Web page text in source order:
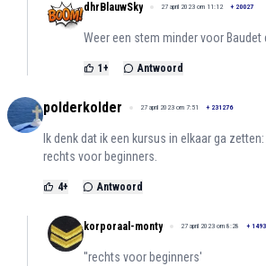
dhrBlauwSky 27 april 2023 om 11:12 + 20027
Weer een stem minder voor Baudet
1 + Antwoord
polderkolder 27 april 2023 om 7:51 + 231276
Ik denk dat ik een kursus in elkaar ga zetten:
rechts voor beginners.
4+ Antwoord
korporaal-monty 27 april 2023 om 8:28 +
''rechts voor beginners'